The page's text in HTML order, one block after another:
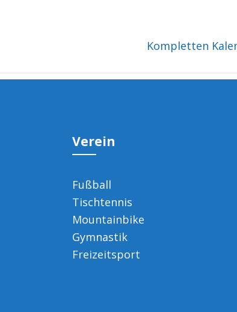
Kompletten
Verein
Fußball
Tischtennis
Mountainbike
Gymnastik
Freizeitsport